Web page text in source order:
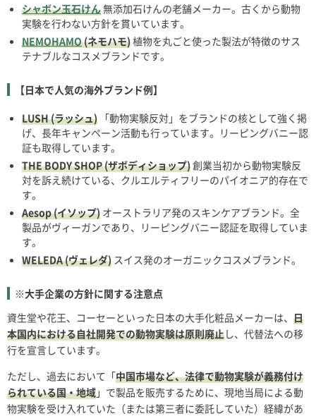
シャボン玉石けん 無添加石けんの老舗メーカー。古くから動物
実験を行わない方針を貫いています。
NEMOHAMO(ネモハモ)植物を丸ごと使った製法が特徴のサス
テナブルなコスメブランドです。
【日本で人気の海外ブランド例】
LUSH (ラッシュ) 「動物実験反対」をブランドの核として強く掲
げ、長年キャンペーン活動も行っています。リーピングバニー認
証も取得しています。
THE BODY SHOP (ザボディショップ)創業当初から動物実験反
対を訴え続けている、クルエルティフリーのパイオニア的存在で
す。
Aesop (イソップ) オーストラリア発のスキンケアブランド。全
製品がヴィーガンであり、リーピングバニー認証を取得していま
す。
WELEDA (ヴェレダ) スイス発のオーガニックコスメブランド。
※大手企業の方針に関する注意点
資生堂や花王、コーセーといった日本の大手化粧品メーカーは、 日
本国内における自社開発での動物実験は原則廃止し、代替法への移
行を宣言しています。
ただし、過去において「中国市場など、法律で動物実験が義務付け
られている国・地域」で製品を販売するために、現地当局による動
物実験を受け入れていた（または第三者に委託していた）経緯があ